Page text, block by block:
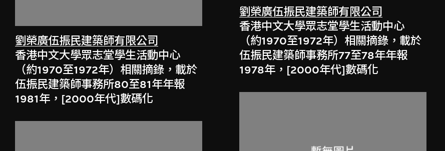
劉榮廣伍振民建築師有限公司
香港中文大學眾志堂學生活動中心
（約1970至1972年）相關摘錄，載於
伍振民建築師事務所80至81年年報
1981年，[2000年代]數碼化
劉榮廣伍振民建築師有限公司
香港中文大學眾志堂學生活動中心
（約1970至1972年）相關摘錄，載於
伍振民建築師事務所77至78年年報
1978年，[2000年代]數碼化